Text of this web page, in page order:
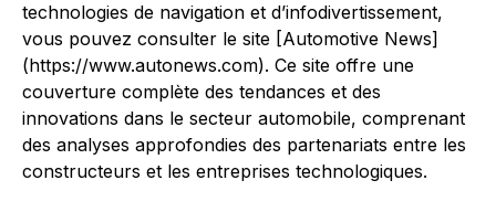
technologies de navigation et d’infodivertissement,
vous pouvez consulter le site [Automotive News]
(https://www.autonews.com). Ce site offre une
couverture complète des tendances et des
innovations dans le secteur automobile, comprenant
des analyses approfondies des partenariats entre les
constructeurs et les entreprises technologiques.